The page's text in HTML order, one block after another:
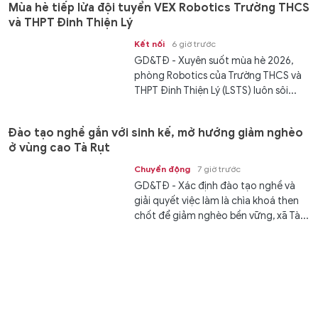
Mùa hè tiếp lửa đội tuyển VEX Robotics Trường THCS
và THPT Đinh Thiện Lý
Kết nối 6 giờ trước
GD&TĐ - ​​Xuyên suốt mùa hè 2026,
phòng Robotics của Trường THCS và
THPT Đinh Thiện Lý (LSTS) luôn sôi...
Đào tạo nghề gắn với sinh kế, mở hướng giảm nghèo
ở vùng cao Tà Rụt
Chuyển động 7 giờ trước
GD&TĐ - Xác định đào tạo nghề và
giải quyết việc làm là chìa khoá then
chốt để giảm nghèo bền vững, xã Tà...